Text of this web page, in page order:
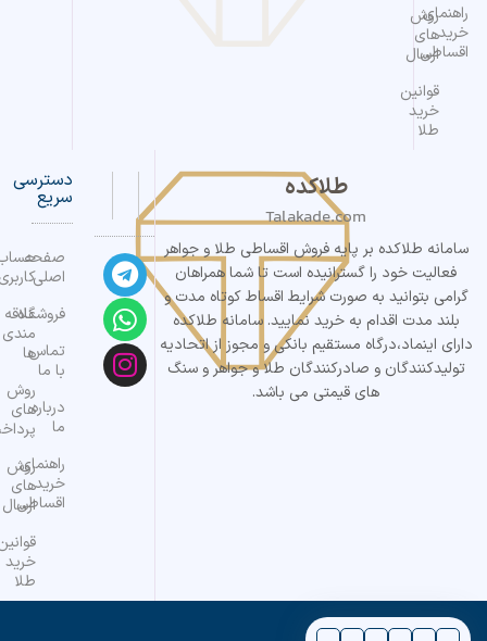
راهنمای
خرید
اقساطی
روش
های
ارسال
قوانین
خرید
طلا
طلاکده
Talakade.com
سامانه طلاکده بر پایه فروش اقساطی طلا و جواهر
فعالیت خود را گسترانیده است تا شما همراهان
گرامی بتوانید به صورت شرایط اقساط کوتاه مدت و
بلند مدت اقدام به خرید نمایید. سامانه طلاکده
دارای اینماد،درگاه مستقیم بانکی و مجوز از اتحادیه
تولیدکنندگان و صادرکنندگان طلا و جواهر و سنگ
های قیمتی می باشد.
دسترسی
سریع
صفحه
اصلی
فروشگاه
تماس
با ما
درباره
ما
راهنمای
خرید
اقساطی
علاقه
مندی
ها
روش
های
روش
های
ارسال
خرید
طلا